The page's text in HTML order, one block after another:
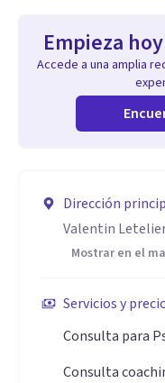
Empieza
Accede a una amplia
Dirección
Valentin
Mostrar en el
Servicios y
Consulta para
Consulta